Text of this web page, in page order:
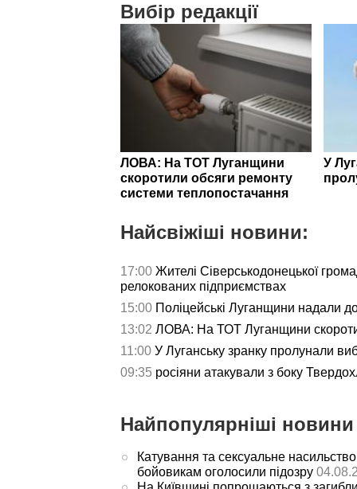
Вибір редакції
ЛОВА: На ТОТ Луганщини
скоротили обсяги ремонту
системи теплопостачання
У
Найсвіжіші новини:
17:00 Жителі Сіверськодонецької
релокованих підприємствах
15:00 Поліцейські Луганщини надали
13:02 ЛОВА: На ТОТ Луганщини
11:00 У Луганську зранку пролунали
09:35 росіяни атакували з боку
Найпопулярніші
Катування та сексуальне
бойовикам оголосили підозру